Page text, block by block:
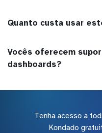
Quanto custa usar
Vocês oferecem
dashboards?
Tenha acesso a
Kondado